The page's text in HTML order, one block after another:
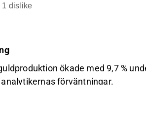
Kommande och tidigare utdelningar
1 dislike
ökade med 9,7 %
förväntningar.
produktion uppgick till 9 692